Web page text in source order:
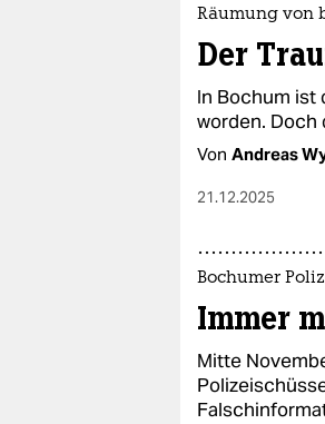
abo
genossenschaft
epaper login
Räumung von
Der
In Bochum ist
worden. Doch
Von Andreas
21.12.2025
Bochumer
Immer
Mitte